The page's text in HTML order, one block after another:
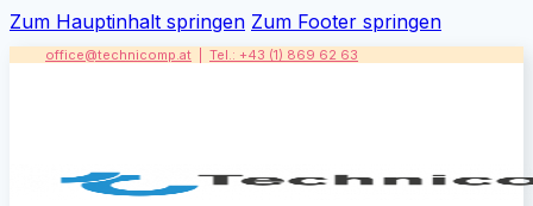
Zum Hauptinhalt springen Zum Footer springen
office@technicomp.at Tel.: +43 (1) 869 62 63